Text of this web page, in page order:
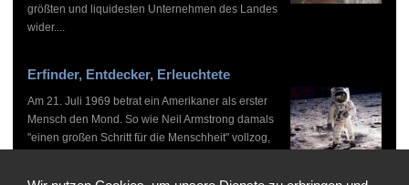
größten und liquidesten Unternehmen des Landes
wider....
Erfinder, Entdecker, Erleuchtete
Am 21. Juli 1969 betrat ein Amerikaner als erster
Mensch den Mond. So wie Neil Armstrong damals
"einen großen Schritt für die Menschheit" vollzog,